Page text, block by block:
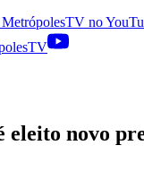
MetrópolesTV no
eleito novo